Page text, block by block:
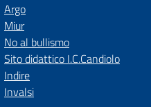
Argo
Miur
No al bullismo
Sito didattico I.C.Candiolo
Indire
Invalsi